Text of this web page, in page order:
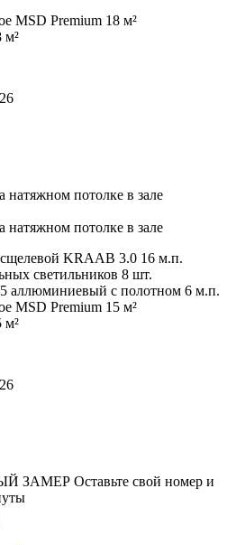
MSD Premium 18 м²
м²
потолке в зале
потолке в зале
KRAAB 3.0 16 м.п.
светильников 8 шт.
аллюминиевый с полотном 6 м.п.
MSD Premium 15 м²
м²
ЗАМЕР Оставьте свой номер и